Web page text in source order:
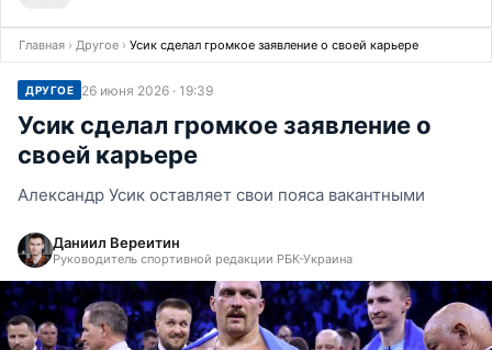
Главная › Другое › Усик сделал громкое заявление о своей карьере
ДРУГОЕ 26 июня 2026 · 19:39
Усик сделал громкое заявление о
своей карьере
Александр Усик оставляет свои пояса вакантными
Даниил Вереитин
Руководитель спортивной редакции РБК-Украина